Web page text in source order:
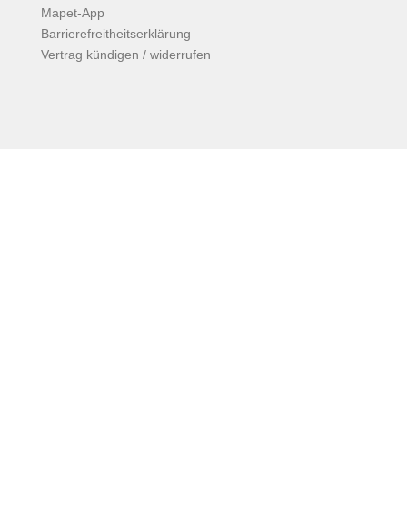
Mapet-App
Barrierefreitheitserklärung
Vertrag kündigen / widerrufen